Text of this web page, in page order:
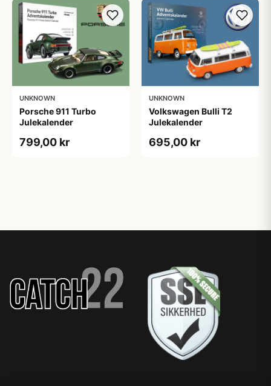
UNKNOWN
Porsche 911 Turbo
Julekalender
799,00 kr
UNKNOWN
Volkswagen Bulli T2
Julekalender
695,00 kr